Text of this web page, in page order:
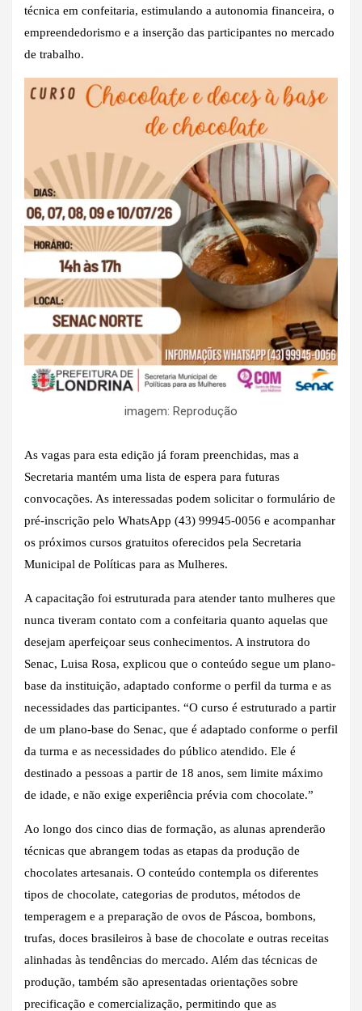
técnica em confeitaria, estimulando a autonomia financeira, o
empreendedorismo e a inserção das participantes no mercado
de trabalho.
imagem: Reprodução
As vagas para esta edição já foram preenchidas, mas a
Secretaria mantém uma lista de espera para futuras
convocações. As interessadas podem solicitar o formulário de
pré-inscrição pelo WhatsApp (43) 99945-0056 e acompanhar
os próximos cursos gratuitos oferecidos pela Secretaria
Municipal de Políticas para as Mulheres.
A capacitação foi estruturada para atender tanto mulheres que
nunca tiveram contato com a confeitaria quanto aquelas que
desejam aperfeiçoar seus conhecimentos. A instrutora do
Senac, Luisa Rosa, explicou que o conteúdo segue um plano-
base da instituição, adaptado conforme o perfil da turma e as
necessidades das participantes. “O curso é estruturado a partir
de um plano-base do Senac, que é adaptado conforme o perfil
da turma e as necessidades do público atendido. Ele é
destinado a pessoas a partir de 18 anos, sem limite máximo
de idade, e não exige experiência prévia com chocolate.”
Ao longo dos cinco dias de formação, as alunas aprenderão
técnicas que abrangem todas as etapas da produção de
chocolates artesanais. O conteúdo contempla os diferentes
tipos de chocolate, categorias de produtos, métodos de
temperagem e a preparação de ovos de Páscoa, bombons,
trufas, doces brasileiros à base de chocolate e outras receitas
alinhadas às tendências do mercado. Além das técnicas de
produção, também são apresentadas orientações sobre
precificação e comercialização, permitindo que as